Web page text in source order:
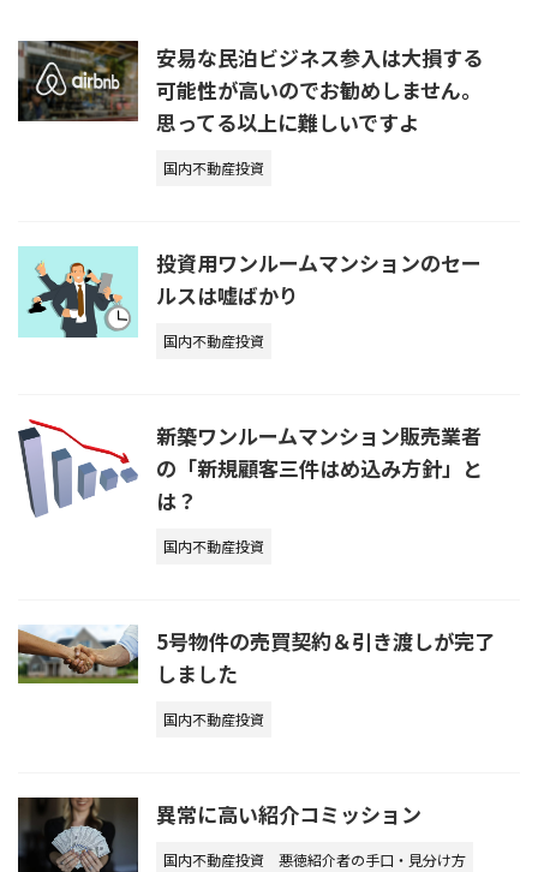
安易な民泊ビジネス参入は大損する
可能性が高いのでお勧めしません。
思ってる以上に難しいですよ
国内不動産投資
投資用ワンルームマンションのセー
ルスは嘘ばかり
国内不動産投資
新築ワンルームマンション販売業者
の「新規顧客三件はめ込み方針」と
は？
国内不動産投資
5号物件の売買契約＆引き渡しが完了
しました
国内不動産投資
異常に高い紹介コミッション
国内不動産投資
悪徳紹介者の手口・見分け方